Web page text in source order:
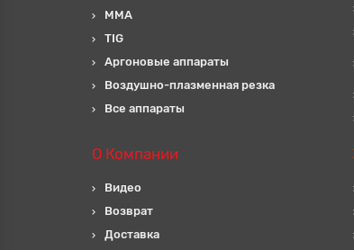
MMA
TIG
Аргоновые аппараты
Воздушно-плазменная резка
Все аппараты
О Компании
Видео
Возврат
Доставка